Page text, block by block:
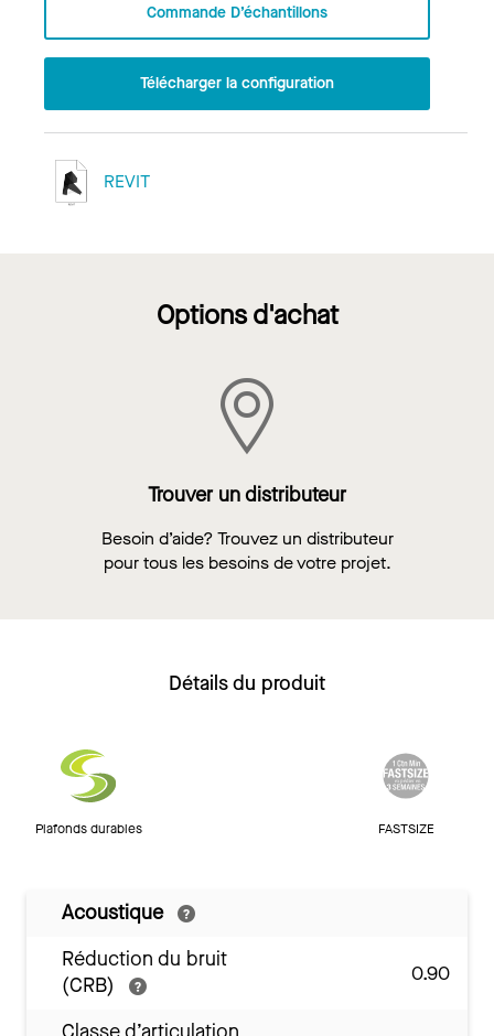
Commande D’échantillons
Télécharger la configuration
REVIT
Options d'achat
Trouver un distributeur
Besoin d’aide? Trouvez un distributeur
pour tous les besoins de votre projet.
Détails du produit
Plafonds durables FASTSIZE
Acoustique
Réduction du bruit
(CRB)
0.90